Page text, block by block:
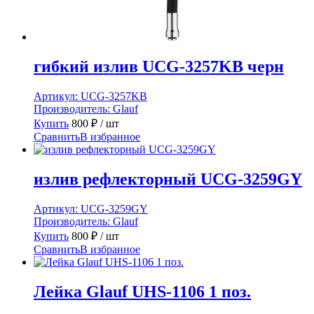
гибкий излив UCG-3257KB черн
Артикул: UCG-3257KB
Производитель: Glauf
Купить 800 ₽ / шт
СравнитьВ избранное
излив рефлекторный UCG-3259GY
Артикул: UCG-3259GY
Производитель: Glauf
Купить 800 ₽ / шт
СравнитьВ избранное
Лейка Glauf UHS-1106 1 поз.